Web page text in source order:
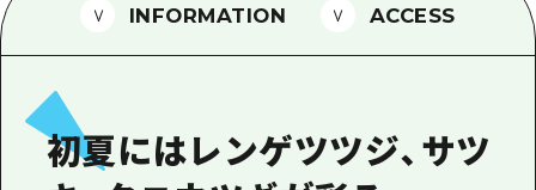
2泊3日
広島県を訪れる外国人旅行者向け情報一
ボランティアガイド
ガイドブック
INFORMATION ACCESS
初夏にはレンゲツツジ、サツ